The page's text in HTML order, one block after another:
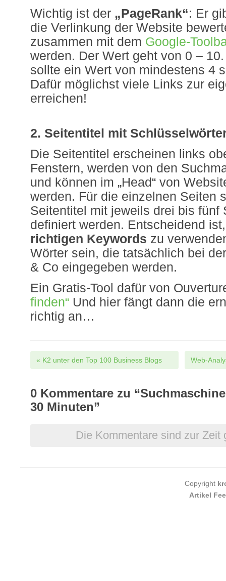
Wichtig ist der „PageRank“: Er
die Verlinkung der Website
zusammen mit dem Google-
werden. Der Wert geht von 0 –
sollte ein Wert von mindestens 4
Dafür möglichst viele Links zur
erreichen!
2. Seitentitel mit
Die Seitentitel erscheinen links
Fenstern, werden von den
und können im „Head“ von
werden. Für die einzelnen Seiten
Seitentitel mit jeweils drei bis fünf
definiert werden. Entscheidend
richtigen Keywords zu
Wörter sein, die tatsächlich bei
& Co eingegeben werden.
Ein Gratis-Tool dafür von
finden“ Und hier fängt dann die
richtig an…
Post navigation
« K2 unter den Top 100 Business Blogs Web-
0 Kommentare zu
30 Minuten”
Die Kommentare sind zur Zeit
Copyright
Artikel